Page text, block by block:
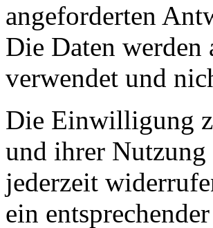
angeforderten
Die Daten werden
verwendet und
Die Einwilligung
und ihrer Nutzung
jederzeit
ein